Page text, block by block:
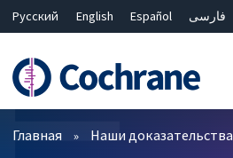
Русский English Español
فارسی
Bahasa Malaysia
ไทย
繁體中文
简体中文
Фильтры
Главная Наши доказательства